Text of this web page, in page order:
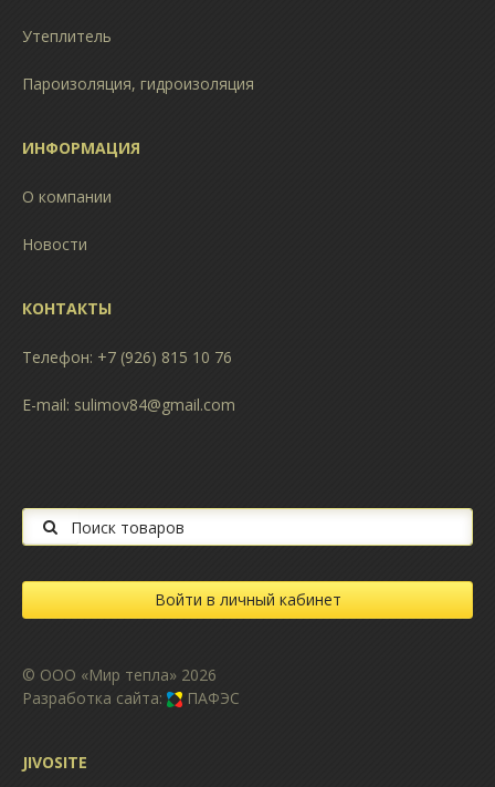
Утеплитель
Пароизоляция, гидроизоляция
ИНФОРМАЦИЯ
О компании
Новости
КОНТАКТЫ
Телефон: +7 (926) 815 10 76
E-mail: sulimov84@gmail.com
Войти в личный кабинет
© ООО «Мир тепла» 2026
Разработка сайта:
ПАФЭС
JIVOSITE